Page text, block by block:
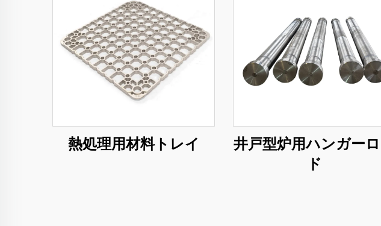
熱処理用材料トレイ
井戸型炉用ハンガー
ド